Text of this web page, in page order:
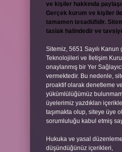
ve kişiler hakkında
Gerçek kurum ve kişiler
tamamen tesadüfidir.
taslak halindedir ve
Sitemiz, 5651 Sayılı
Teknolojileri ve İletişim
onaylanmış bir Yer
vermektedir. Bu nedenle,
proaktif olarak denetleme
yükümlülüğümüz
üyelerimiz yazdıkları
taşımakta olup, siteye üye
sorumluluğu kabul etmiş
Hukuka ve yasal
düşündüğünüz içerikleri,